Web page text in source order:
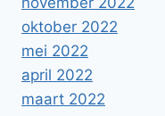
oktober 2022
mei 2022
april 2022
maart 2022